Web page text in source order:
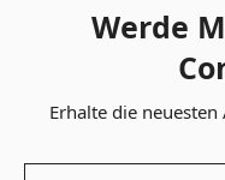
Werde
Erhalte die